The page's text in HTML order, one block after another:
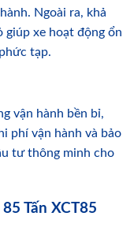
Ngoài ra, khả
giúp xe hoạt động ổn
tạp.
vận hành bền bỉ,
phí vận hành và bảo
tư thông minh cho
Tấn XCT85